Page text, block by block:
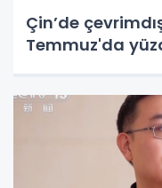
Çin’de
Temmuz'da